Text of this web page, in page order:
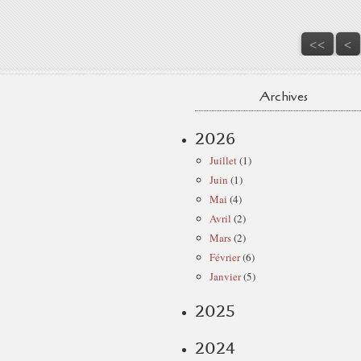
<< <
Archives
2026
Juillet(1)
Juin (1)
Mai (4)
Avril (2)
Mars(2)
Février(6)
Janvier(5)
2025
2024